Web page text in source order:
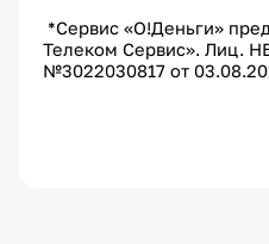
*Сервис «О!Деньги»
Телеком Сервис». Лиц.
№3022030817 от